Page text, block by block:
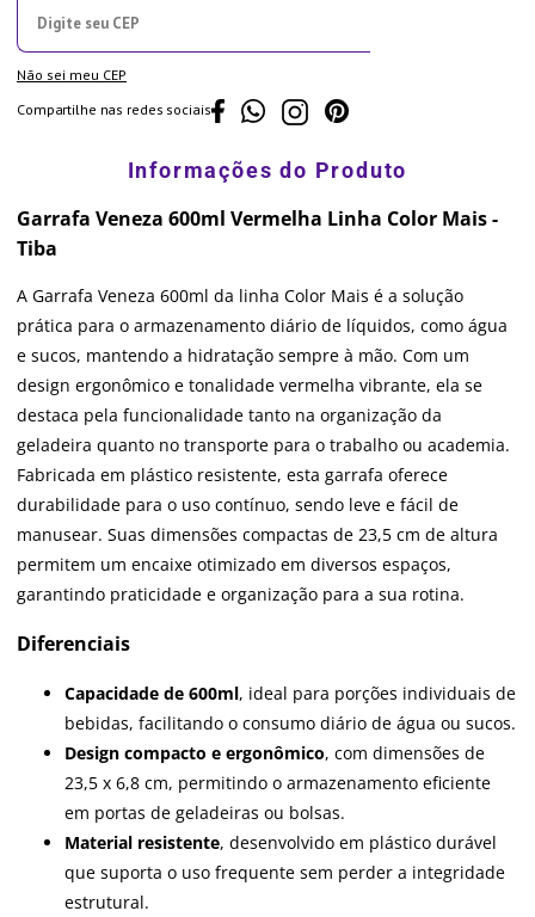
Não sei meu CEP
Compartilhe nas redes sociais
Garrafa Veneza 600ml Vermelha Linha Color Mais -
Tiba
A Garrafa Veneza 600ml da linha Color Mais é a solução
prática para o armazenamento diário de líquidos, como água
e sucos, mantendo a hidratação sempre à mão. Com um
design ergonômico e tonalidade vermelha vibrante, ela se
destaca pela funcionalidade tanto na organização da
geladeira quanto no transporte para o trabalho ou academia.
Fabricada em plástico resistente, esta garrafa oferece
durabilidade para o uso contínuo, sendo leve e fácil de
manusear. Suas dimensões compactas de 23,5 cm de altura
permitem um encaixe otimizado em diversos espaços,
garantindo praticidade e organização para a sua rotina.
Diferenciais
Capacidade de 600ml, ideal para porções individuais de
bebidas, facilitando o consumo diário de água ou sucos.
Design compacto e ergonômico, com dimensões de
23,5 x 6,8 cm, permitindo o armazenamento eficiente
em portas de geladeiras ou bolsas.
Material resistente, desenvolvido em plástico durável
que suporta o uso frequente sem perder a integridade
estrutural.